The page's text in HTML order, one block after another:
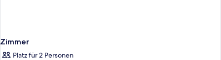
Zimmer
Platz für 2 Personen